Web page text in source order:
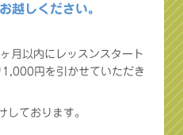
越しください。
月以内にレッスンスタート
円を引かせていただき
ております。